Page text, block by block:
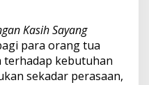
Kasih Sayang
para orang tua
terhadap kebutuhan
sekadar perasaan,